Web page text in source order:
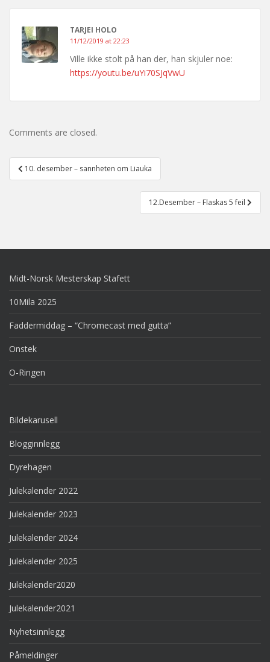
TARJEI HOLO
11/12/2019 at 22:23
Ville ikke stolt på han der, han skjuler noe:
https://youtu.be/uYi70SJqVwU
Comments are closed.
Post
navigation
10. desember – sannheten om Liauka
12.Desember – Flaskas 5 feil
Midt-Norsk Mesterskap Stafett
10Mila 2025
Faddermiddag – “Chromecast med gutta”
Onstek
O-Ringen
Bildekarusell
Blogginnlegg
Dyrehagen
Julekalender 2022
Julekalender 2023
Julekalender 2024
Julekalender 2025
Julekalender2020
Julekalender2021
Nyhetsinnlegg
Påmeldinger